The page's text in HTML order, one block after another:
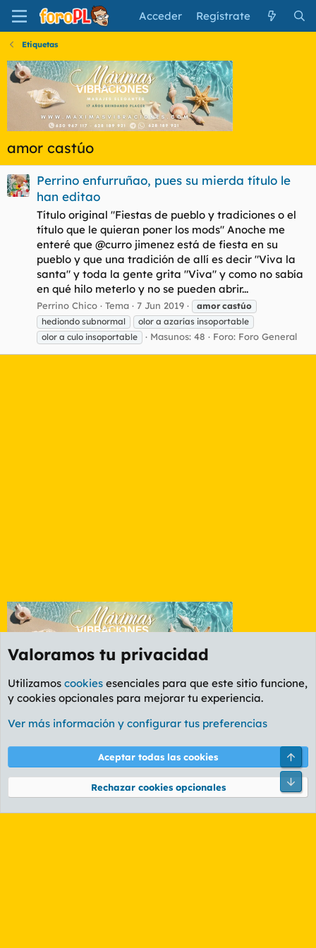
Acceder Regístrate
Etiquetas
amor castúo
Perrino enfurruñao, pues su mierda título le
han editao
Título original "Fiestas de pueblo y tradiciones o el
título que le quieran poner los mods" Anoche me
enteré que @curro jimenez está de fiesta en su
pueblo y que una tradición de allí es decir "Viva la
santa" y toda la gente grita "Viva" y como no sabía
en qué hilo meterlo y no se pueden abrir...
Perrino Chico Tema 7 Jun 2019 amor castúo
hediondo subnormal
olor a azarías insoportable
olor a culo insoportable
Masunos: 48 Foro: Foro General
Etiquetas
Cookies
PL OLDSTYLE AMARILLO
Términos y reglas Política de privacidad Ayuda
Community platform by XenForo® © 2010-2026 XenForo Ltd.
Valoramos tu privacidad
Utilizamos cookies esenciales para que este sitio funcione,
y cookies opcionales para mejorar tu experiencia.
Ver más información y configurar tus preferencias
Aceptar todas las cookies
Rechazar cookies opcionales
Pie